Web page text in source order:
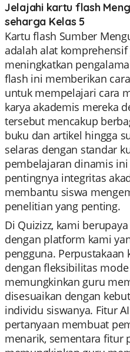
Jelajahi kartu flash
seharga Kelas 5
Kartu flash Sumber
adalah alat
meningkatkan
flash ini memberikan
untuk mempelajari cara
karya akademis mereka
tersebut mencakup
buku dan artikel hingga
selaras dengan standar
pembelajaran dinamis
pentingnya integritas
membantu siswa
penelitian yang penting.
Di Quizizz, kami
dengan platform kami
pengguna.
dengan fleksibilitas
memungkinkan guru
disesuaikan dengan
individu siswanya. Fitur
pertanyaan membuat
menarik, sementara fitur